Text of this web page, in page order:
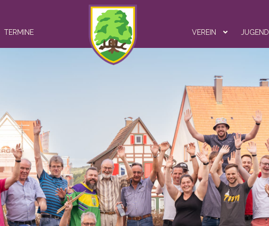
TERMINE VEREIN JUGEND